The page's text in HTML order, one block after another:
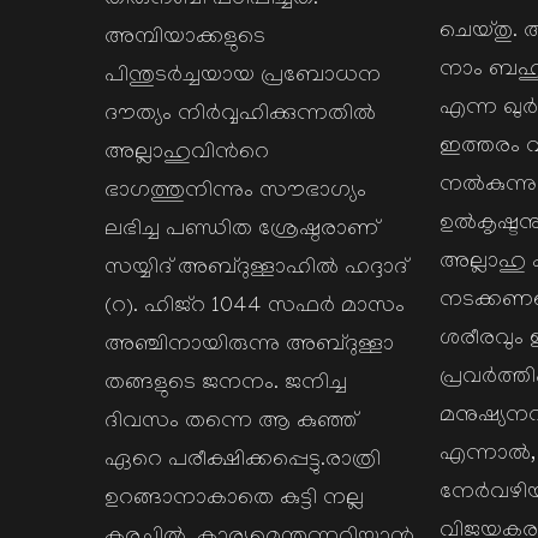
അമ്പിയാക്കളുടെ
പിന്തുടര്‍ച്ചയായ പ്രബോധന
ദൗത്യം നിര്‍വ്വഹിക്കുന്നതില്‍
അല്ലാഹുവിന്‍റെ
ഭാഗത്തുനിന്നും സൗഭാഗ്യം
ലഭിച്ച പണ്ഡിത ശ്രേഷ്ഠരാണ്
സയ്യിദ് അബ്ദുള്ളാഹില്‍ ഹദ്ദാദ്
(റ). ഹിജ്റ 1044 സഫര്‍ മാസം
അഞ്ചിനായിരുന്നു അബ്ദുള്ളാ
തങ്ങളുടെ ജനനം. ജനിച്ച
ദിവസം തന്നെ ആ കുഞ്ഞ്
ഏറെ പരീക്ഷിക്കപ്പെട്ടു.രാത്രി
ഉറങ്ങാനാകാതെ കുട്ടി നല്ല
ചെയ്തു.
നാം
എന്ന
ഇത്തരം
അല്ലാഹു